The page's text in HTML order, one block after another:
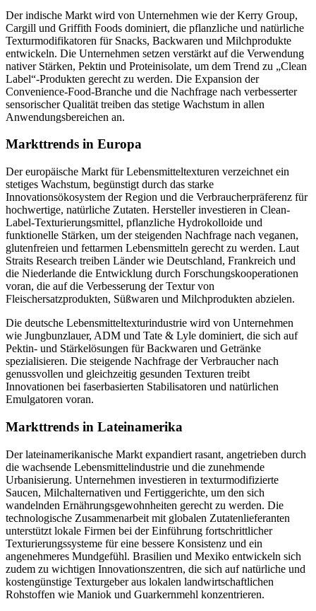
Der indische Markt wird von Unternehmen wie der Kerry Group,
Cargill und Griffith Foods dominiert, die pflanzliche und natürliche
Texturmodifikatoren für Snacks, Backwaren und Milchprodukte
entwickeln. Die Unternehmen setzen verstärkt auf die Verwendung
nativer Stärken, Pektin und Proteinisolate, um dem Trend zu „Clean
Label“-Produkten gerecht zu werden. Die Expansion der
Convenience-Food-Branche und die Nachfrage nach verbesserter
sensorischer Qualität treiben das stetige Wachstum in allen
Anwendungsbereichen an.
Markttrends in Europa
Der europäische Markt für Lebensmitteltexturen verzeichnet ein
stetiges Wachstum, begünstigt durch das starke
Innovationsökosystem der Region und die Verbraucherpräferenz für
hochwertige, natürliche Zutaten. Hersteller investieren in Clean-
Label-Texturierungsmittel, pflanzliche Hydrokolloide und
funktionelle Stärken, um der steigenden Nachfrage nach veganen,
glutenfreien und fettarmen Lebensmitteln gerecht zu werden. Laut
Straits Research treiben Länder wie Deutschland, Frankreich und
die Niederlande die Entwicklung durch Forschungskooperationen
voran, die auf die Verbesserung der Textur von
Fleischersatzprodukten, Süßwaren und Milchprodukten abzielen.
Die deutsche Lebensmitteltexturindustrie wird von Unternehmen
wie Jungbunzlauer, ADM und Tate & Lyle dominiert, die sich auf
Pektin- und Stärkelösungen für Backwaren und Getränke
spezialisieren. Die steigende Nachfrage der Verbraucher nach
genussvollen und gleichzeitig gesunden Texturen treibt
Innovationen bei faserbasierten Stabilisatoren und natürlichen
Emulgatoren voran.
Markttrends in Lateinamerika
Der lateinamerikanische Markt expandiert rasant, angetrieben durch
die wachsende Lebensmittelindustrie und die zunehmende
Urbanisierung. Unternehmen investieren in texturmodifizierte
Saucen, Milchalternativen und Fertiggerichte, um den sich
wandelnden Ernährungsgewohnheiten gerecht zu werden. Die
technologische Zusammenarbeit mit globalen Zutatenlieferanten
unterstützt lokale Firmen bei der Einführung fortschrittlicher
Texturierungssysteme für eine bessere Konsistenz und ein
angenehmeres Mundgefühl. Brasilien und Mexiko entwickeln sich
zudem zu wichtigen Innovationszentren, die sich auf natürliche und
kostengünstige Texturgeber aus lokalen landwirtschaftlichen
Rohstoffen wie Maniok und Guarkernmehl konzentrieren.